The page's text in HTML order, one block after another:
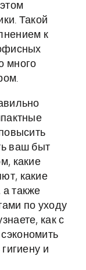
Такой
к
много
ваш быт
какие
какие
также
по уходу
как с
и